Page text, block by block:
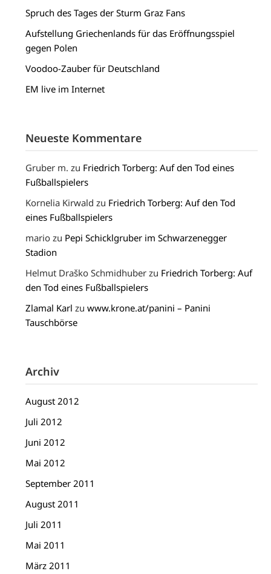
Spruch des Tages der Sturm Graz Fans
Aufstellung Griechenlands für das Eröffnungsspiel
gegen Polen
Voodoo-Zauber für Deutschland
EM live im Internet
Neueste Kommentare
Gruber m. zu Friedrich Torberg: Auf den Tod eines
Fußballspielers
Kornelia Kirwald zu Friedrich Torberg: Auf den Tod
eines Fußballspielers
mario zu Pepi Schicklgruber im Schwarzenegger
Stadion
Helmut Draško Schmidhuber zu Friedrich Torberg: Auf
den Tod eines Fußballspielers
Zlamal Karl zuwww.krone.at/panini – Panini
Tauschbörse
Archiv
August 2012
Juli 2012
Juni 2012
Mai 2012
September 2011
August 2011
Juli 2011
Mai 2011
März 2011